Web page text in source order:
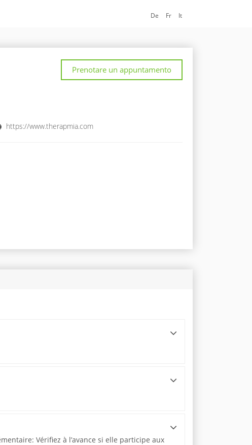
De Fr It
Prenotare un appuntamento
https://www.therapmia.com
Vérifiez à l’avance si elle participe aux